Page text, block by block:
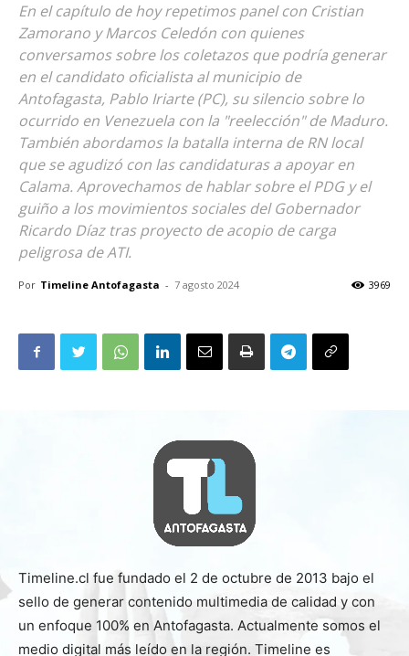
En el capítulo de hoy repetimos panel con Cristian
Zamorano y Marcos Celedón con quienes
conversamos sobre los coletazos que podría generar
en el candidato oficialista al municipio de
Antofagasta, Pablo Iriarte (PC), su silencio sobre lo
ocurrido en Venezuela con la "reelección" de Maduro.
También abordamos la batalla interna de RN local
que se agudizó con las candidaturas a apoyar en
Calama. Aprovechamos de hablar sobre el PDG y el
guiño a los movimientos sociales del Gobernador
Ricardo Díaz tras proyecto de acopio de carga
peligrosa de ATI.
Por Timeline Antofagasta - 7 agosto 2024 3969
Timeline.cl fue fundado el 2 de octubre de 2013 bajo el
sello de generar contenido multimedia de calidad y con
un enfoque 100% en Antofagasta. Actualmente somos el
medio digital más leído en la región. Timeline es